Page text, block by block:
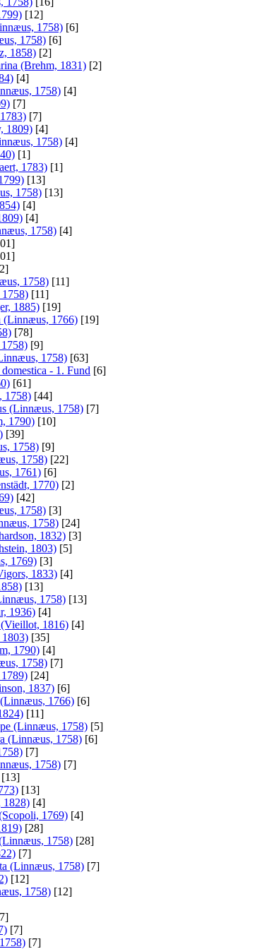
[12]
1758) [6]
1758) [6]
1858) [2]
(Brehm, 1831) [2]
[4]
1758) [4]
[7]
[7]
1809) [4]
1758) [4]
[1]
1783) [1]
[13]
1758) [13]
[4]
[4]
1758) [4]
1758) [11]
[11]
1885) [19]
(Linnæus, 1766) [19]
[78]
[9]
1758) [63]
- 1. Fund [6]
[61]
1758) [44]
(Linnæus, 1758) [7]
1790) [10]
[39]
1758) [9]
1758) [22]
1761) [6]
1770) [2]
[42]
1758) [3]
1758) [24]
1832) [3]
1803) [5]
1769) [3]
1833) [4]
[13]
1758) [13]
1936) [4]
1816) [4]
1803) [35]
1790) [4]
1758) [7]
[24]
1837) [6]
1766) [6]
[11]
(Linnæus, 1758) [5]
(Linnæus, 1758) [6]
[7]
1758) [7]
[13]
[13]
1828) [4]
1769) [4]
[28]
1758) [28]
[7]
(Linnæus, 1758) [7]
[12]
1758) [12]
[7]
[7]